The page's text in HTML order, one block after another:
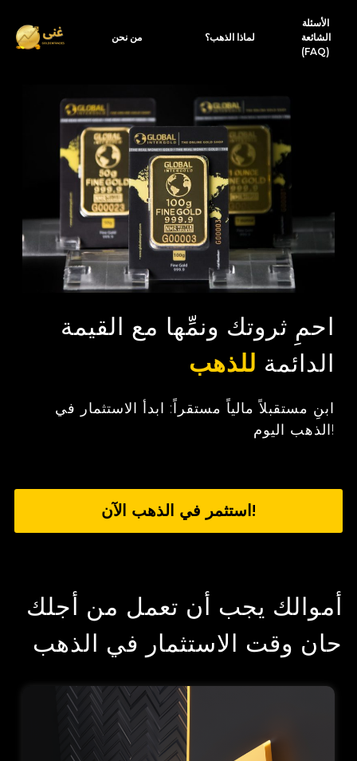
من نحن لماذا الذهب؟
الأسئلة
الشائعة
(FAQ)
احمِ ثروتك ونمِّها مع القيمة
الدائمة للذهب
ابنِ مستقبلاً مالياً مستقراً: ابدأ الاستثمار في
الذهب اليوم!
استثمر في الذهب الآن!
أموالك يجب أن تعمل من أجلك
حان وقت الاستثمار في الذهب